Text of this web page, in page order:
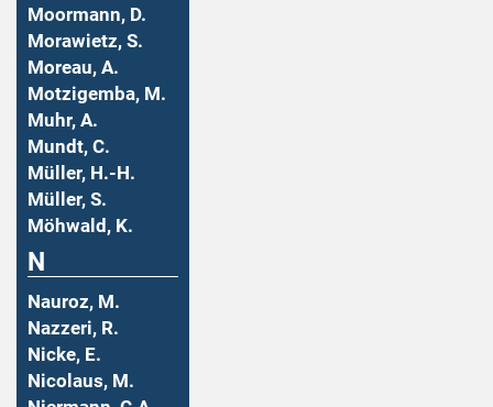
Moormann, D.
Morawietz, S.
Moreau, A.
Motzigemba, M.
Muhr, A.
Mundt, C.
Müller, H.-H.
Müller, S.
Möhwald, K.
N
Nauroz, M.
Nazzeri, R.
Nicke, E.
Nicolaus, M.